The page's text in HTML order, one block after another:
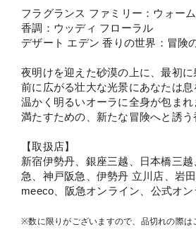
フラグランス ファミリー：ウォー
香調：ウッディ フローラル
デザート エデン 香りの世界：冒険
夜明けを迎えた砂漠の上に、最初
前に広がる壮大な光景にあなたは
温かく明るいオーラに全身が包ま
満たすための、新たな冒険へと誘う
【取扱店】
新宿伊勢丹、銀座三越、日本橋三
急、神戸阪急、伊勢丹 立川店、岩
meeco、阪急オンライン、公式オ
※数に限りがございますので、品切れの際は